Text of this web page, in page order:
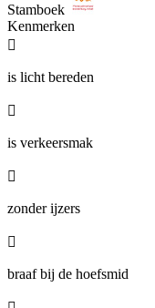
Stamboek
Kenmerken

is licht bereden

is verkeersmak

zonder ijzers

braaf bij de hoefsmid